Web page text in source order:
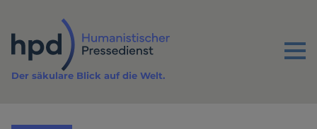
Inhalt
Menu
Der säkulare Blick auf die Welt.